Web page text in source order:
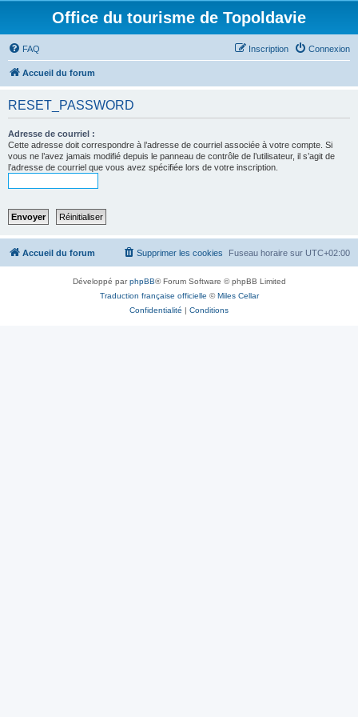
Office du tourisme de Topoldavie
FAQ Connexion
Inscription
Accueil du forum
RESET_PASSWORD
Adresse de courriel :
Cette adresse doit correspondre à l’adresse de courriel associée à votre compte. Si
vous ne l’avez jamais modifié depuis le panneau de contrôle de l’utilisateur, il s’agit de
l’adresse de courriel que vous avez spécifiée lors de votre inscription.
Accueil du forum Fuseau horaire sur UTC+02:00
Supprimer les cookies
Développé parphpBB® Forum Software © phpBB Limited
Traduction française officielle ©Miles Cellar
Confidentialité | Conditions